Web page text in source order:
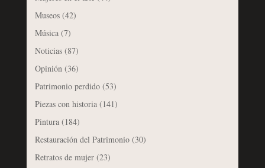
Museos(42)
Música(7)
Noticias(87)
Opinión (36)
Patrimonio perdido(53)
Piezas con historia(141)
Pintura(184)
Restauración del Patrimonio(30)
Retratos de mujer(23)